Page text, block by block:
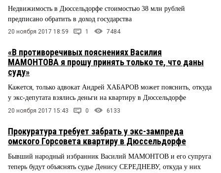
Недвижимость в Дюссельдорфе стоимостью 38 млн рублей
предписано обратить в доход государства
20 ноября 2017 18:59 1 7484
«В противоречивых пояснениях Василия
МАМОНТОВА я прошу принять только те, что даны
суду»
Кажется, только адвокат Андрей ХАБАРОВ может пояснить, откуда
у экс-депутата взялись деньги на квартиру в Дюссельдорфе
20 ноября 2017 15:43 0 6133
Прокуратура требует забрать у экс-зампреда
омского Горсовета квартиру в Дюссельдорфе
Бывший народный избранник Василий МАМОНТОВ и его супруга
теперь будут объяснять судье Денису СЕРЕДНЕВУ, откуда у них